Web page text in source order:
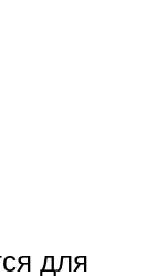
для